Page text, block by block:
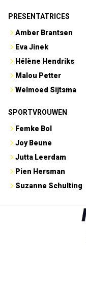
PRESENTATRICES
Amber Brantsen
Eva Jinek
Hélène Hendriks
Malou Petter
Welmoed Sijtsma
SPORTVROUWEN
Femke Bol
Joy Beune
Jutta Leerdam
Pien Hersman
Suzanne Schulting